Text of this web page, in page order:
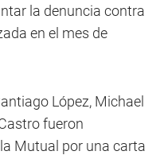
la denuncia contra
en el mes de
López, Michael
fueron
Mutual por una carta